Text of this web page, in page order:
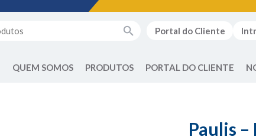
Portal do Cliente
QUEM SOMOS PRODUTOS PORTAL DO CLIENTE
Paulis –